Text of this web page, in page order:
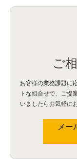
ご
お客様の業務課題に
トな組合せで、
ご提
いましたらお気軽に
メー